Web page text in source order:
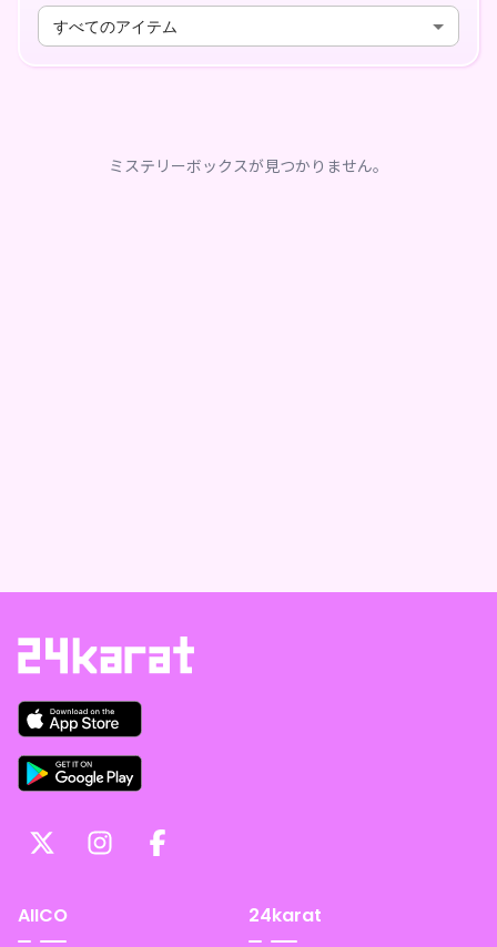
すべてのアイテム
ミステリーボックスが見つかりません。
AIICO 24karat